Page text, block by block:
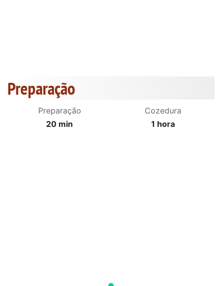
Preparação
Preparação
20 min
Cozedura
1 hora